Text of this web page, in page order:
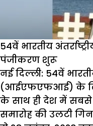
54वें भारतीय
पंजीकरण शुरू
नई दिल्ली: 54वें
(आईएफएफआई) के
के साथ ही देश में
समारोह की उलटी